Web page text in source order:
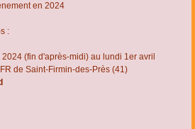
en 2024
:
(fin d'après-midi) au lundi 1er avril
de Saint-Firmin-des-Près (41)